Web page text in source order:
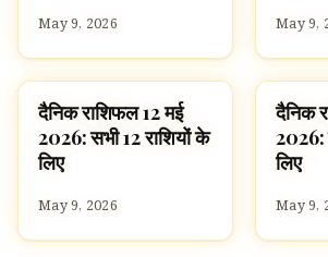
May 9, 2026 May 9,
ज्योतिष
दैनिक राशिफल 12 मई
2026: सभी 12 राशियों के
लिए
May 9, 2026
ज्योतिष
दैनिक
2026:
लिए
May 9,